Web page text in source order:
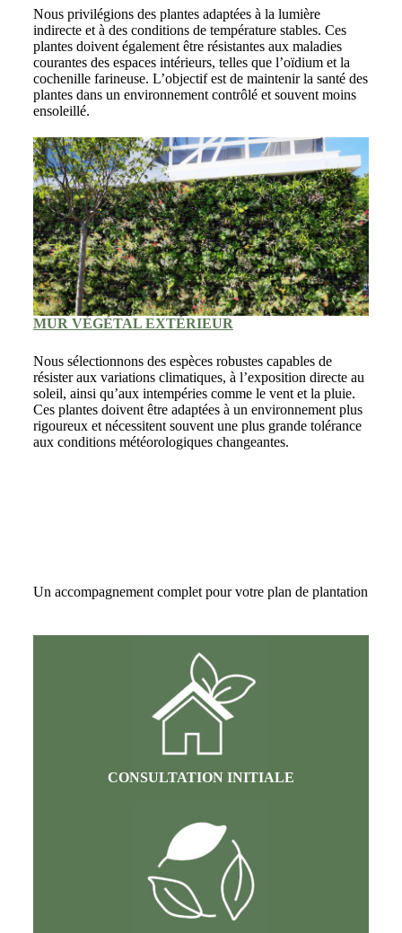
Nous privilégions des plantes adaptées à la lumière
indirecte et à des conditions de température stables. Ces
plantes doivent également être résistantes aux maladies
courantes des espaces intérieurs, telles que l’oïdium et la
cochenille farineuse. L’objectif est de maintenir la santé des
plantes dans un environnement contrôlé et souvent moins
ensoleillé.
MUR VÉGÉTAL EXTÉRIEUR
Nous sélectionnons des espèces robustes capables de
résister aux variations climatiques, à l’exposition directe au
soleil, ainsi qu’aux intempéries comme le vent et la pluie.
Ces plantes doivent être adaptées à un environnement plus
rigoureux et nécessitent souvent une plus grande tolérance
aux conditions météorologiques changeantes.
Un accompagnement complet pour votre plan de plantation
CONSULTATION INITIALE